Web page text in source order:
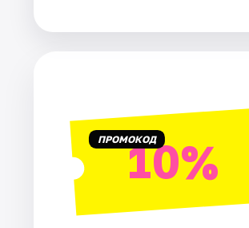
Артисты ПРОМОКОД10%